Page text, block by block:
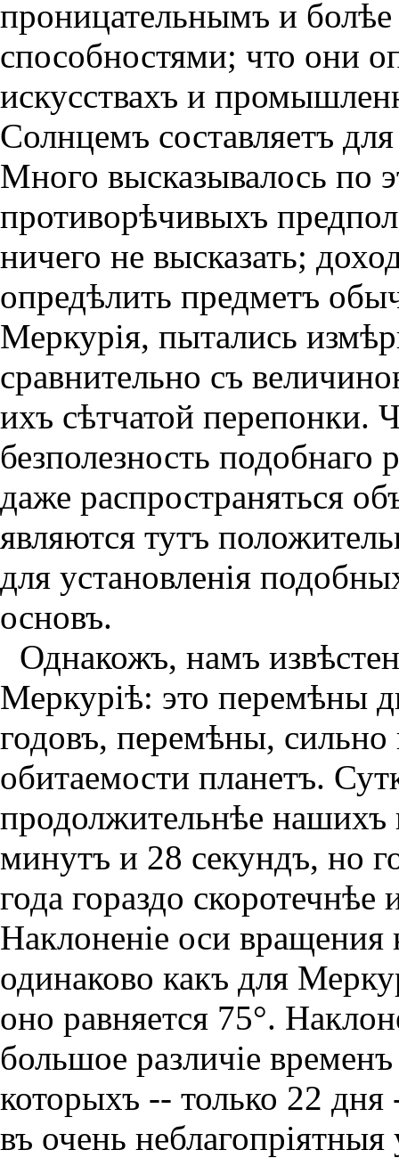
проницательнымъ и
способностями; что они
искусствахъ и
Солнцемъ составляетъ
Много высказывалось по
противорѣчивыхъ
ни­чего не высказать;
опредѣлить предметъ
Меркурiя, пытались
сравнительно съ
ихъ сѣтчатой перепонки.
безполезность подобнаго
даже распространяться
являются тутъ
для установленiя
основъ.
Однакожъ, намъ
Меркурiѣ: это перемѣны
годовъ, перемѣны,
обитаемости планетъ.
продолжительнѣе нашихъ
минутъ и 28 секундъ, но
года гораздо
Наклоненiе оси
одинаково какъ для
оно равняется 75°.
большое различiе
которыхъ -- только 22
въ очень неблагопрiятныя